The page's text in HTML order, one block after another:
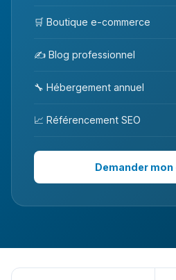
🛒 Boutique e-commerce
✍️ Blog professionnel
🔧 Hébergement annuel
📈 Référencement SEO
Demander